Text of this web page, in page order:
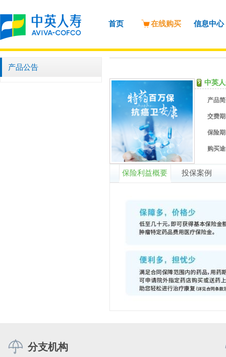
首页 在线购买 信息中心
产品公告
中英
产品
交费
保险
购买
保险利益概要 投保案例
分支机构